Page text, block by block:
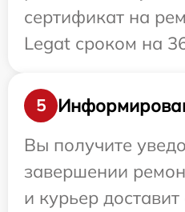
сертификат на
Legat сроком на
5
Вы получите
завершении
и курьер доставит